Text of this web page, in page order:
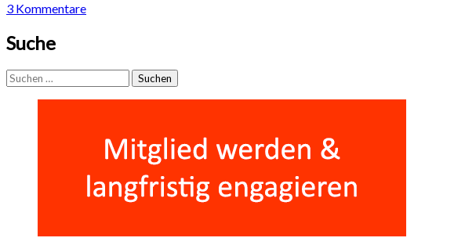
3 Kommentare
Suche
Suchen
nach: